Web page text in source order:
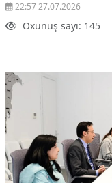
22:57 27.07.2026
Oxunuş sayı: 145